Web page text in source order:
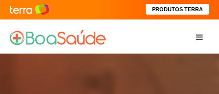
PRODUTOS TERRA